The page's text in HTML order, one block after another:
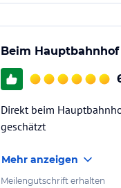
Beim Hauptbahnhof
Direkt beim
geschätzt
Mehr anzeigen
Meilengutschrift erhalten